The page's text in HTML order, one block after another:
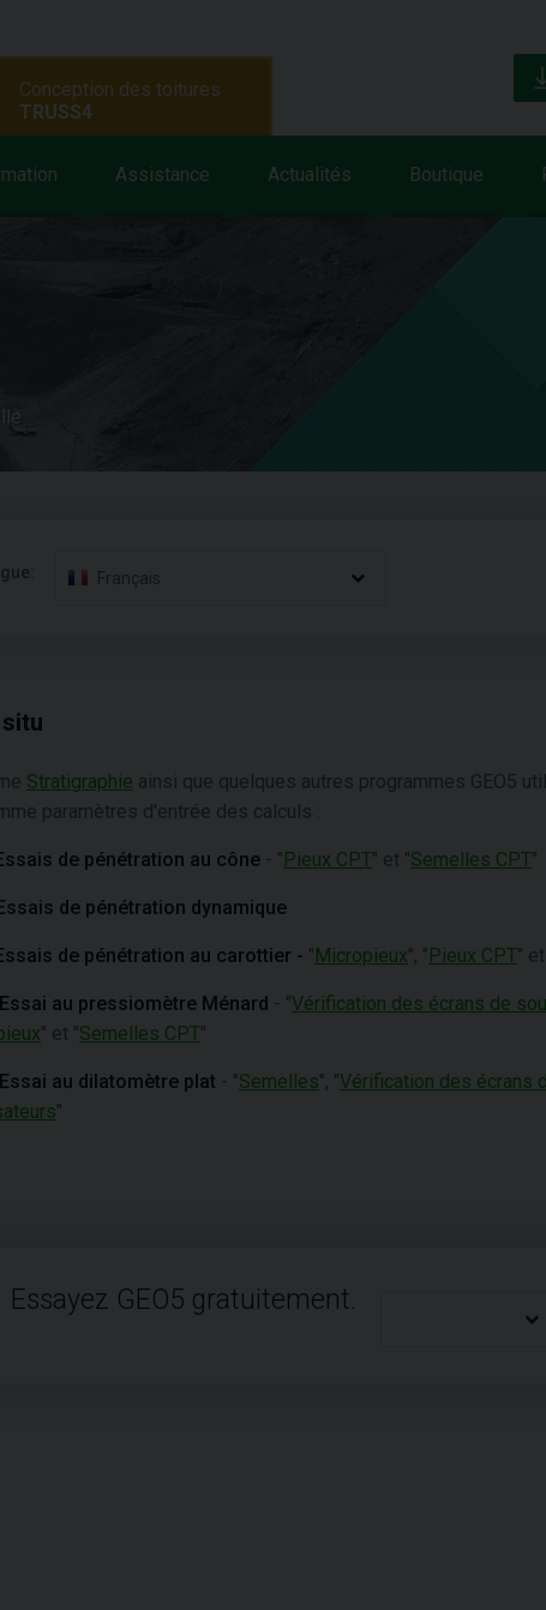
Assistance Actualités Boutique
Conception des toitures
TRUSS4
Français
Stratigraphie ainsi que quelques autres programmes GEO5
paramètres d'entrée des calculs :
de pénétration au cône - "Pieux CPT" et "Semelles CPT"
de pénétration dynamique
de pénétration au carottier - "Micropieux", "Pieux CPT"
Essai au pressiomètre Ménard - "Vérification des écrans de
" et "Semelles CPT"
Essai au dilatomètre plat - "Semelles", "Vérification des écrans
"
Essayez GEO5 gratuitement.